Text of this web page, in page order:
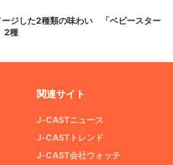
ージした2種類の味わい 「ベビースター
2種
関連サイト
J-CASTニュース
J-CASTトレンド
J-CAST会社ウォッチ